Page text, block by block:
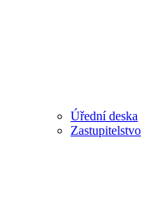
Úřední deska
Zastupitelstvo